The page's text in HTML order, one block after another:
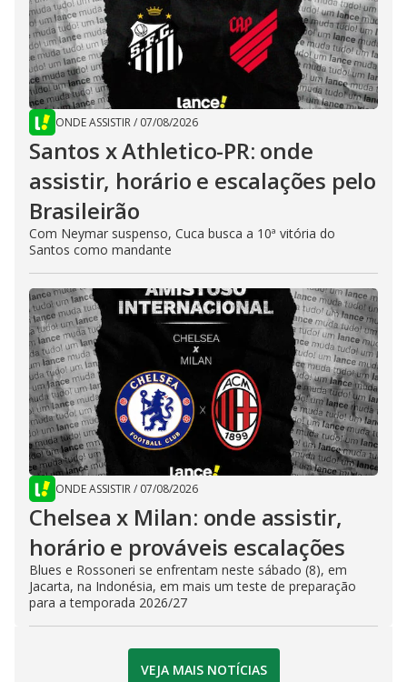
ONDE ASSISTIR/ 07/08/2026
Santos x Athletico-PR: onde
assistir, horário e escalações pelo
Brasileirão
Com Neymar suspenso, Cuca busca a 10ª vitória do
Santos como mandante
ONDE ASSISTIR/ 07/08/2026
Chelsea x Milan: onde assistir,
horário e prováveis escalações
Blues e Rossoneri se enfrentam neste sábado (8), em
Jacarta, na Indonésia, em mais um teste de preparação
para a temporada 2026/27
VEJA MAIS NOTÍCIAS